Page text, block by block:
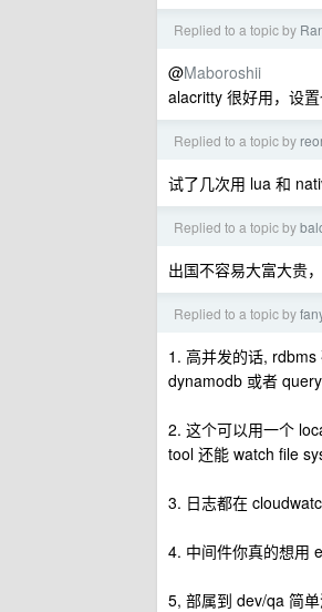
Replied to a topic by
@Maboroshii
alacritty 很好用，设置
Replied to a topic by
试了几次用 lua 和
Replied to a topic by
出国不容易大富大贵
Replied to a topic by
1. 高并发的话,
dynamodb 或者
2. 这个可以用一个
tool 还能 watch file
3. 日志都在
4. 中间件你真的想用
5, 部属到 dev/qa 简